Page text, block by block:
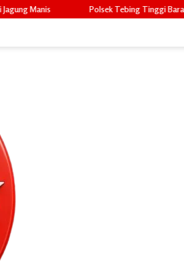
Tebing Tinggi Barat Lakukan Pembinaan Petani